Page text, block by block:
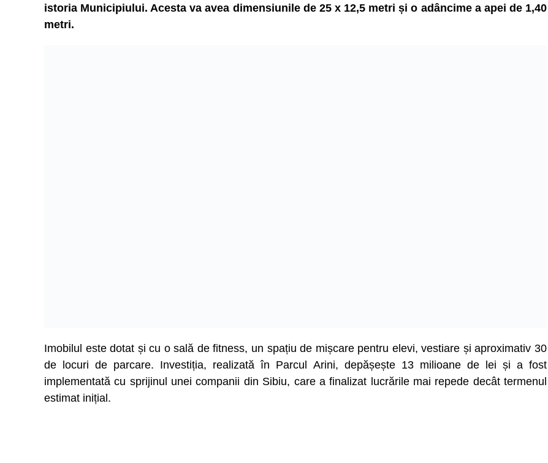
istoria Municipiului. Acesta va avea dimensiunile de 25 x 12,5 metri și o adâncime a apei de 1,40
metri.
Imobilul este dotat și cu o sală de fitness, un spațiu de mișcare pentru elevi, vestiare și aproximativ 30
de locuri de parcare. Investiția, realizată în Parcul Arini, depășește 13 milioane de lei și a fost
implementată cu sprijinul unei companii din Sibiu, care a finalizat lucrările mai repede decât termenul
estimat inițial.